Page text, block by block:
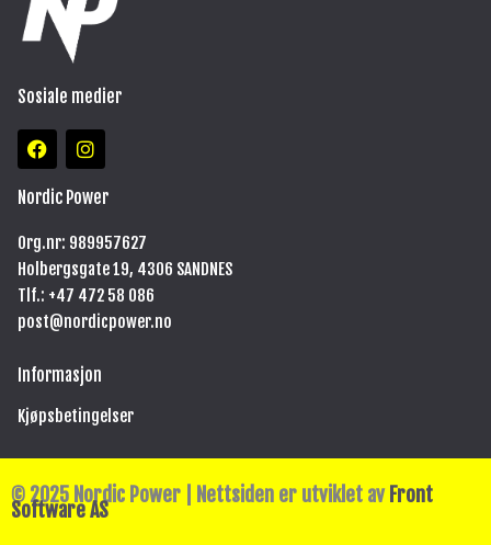
Sosiale medier
F
a
e
o
o
k
I
n
t
g
r
a
m
Nordic Power
Org.nr: 989957627
Holbergsgate 19, 4306 SANDNES
Tlf.: +47 472 58 086
post@nordicpower.no
Informasjon
Kjøpsbetingelser
© 2025 Nordic Power | Nettsiden er utviklet avFront
Software AS